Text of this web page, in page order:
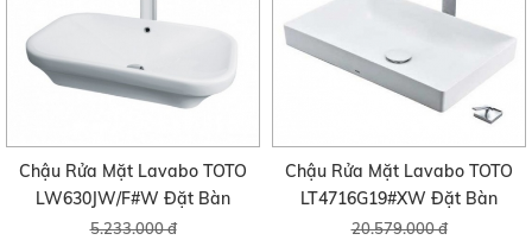
Chậu Rửa Mặt Lavabo TOTO
LW630JW/F#W Đặt Bàn
5.233.000 đ
Chậu Rửa Mặt Lavabo TOTO
LT4716G19#XW Đặt Bàn
20.579.000 đ